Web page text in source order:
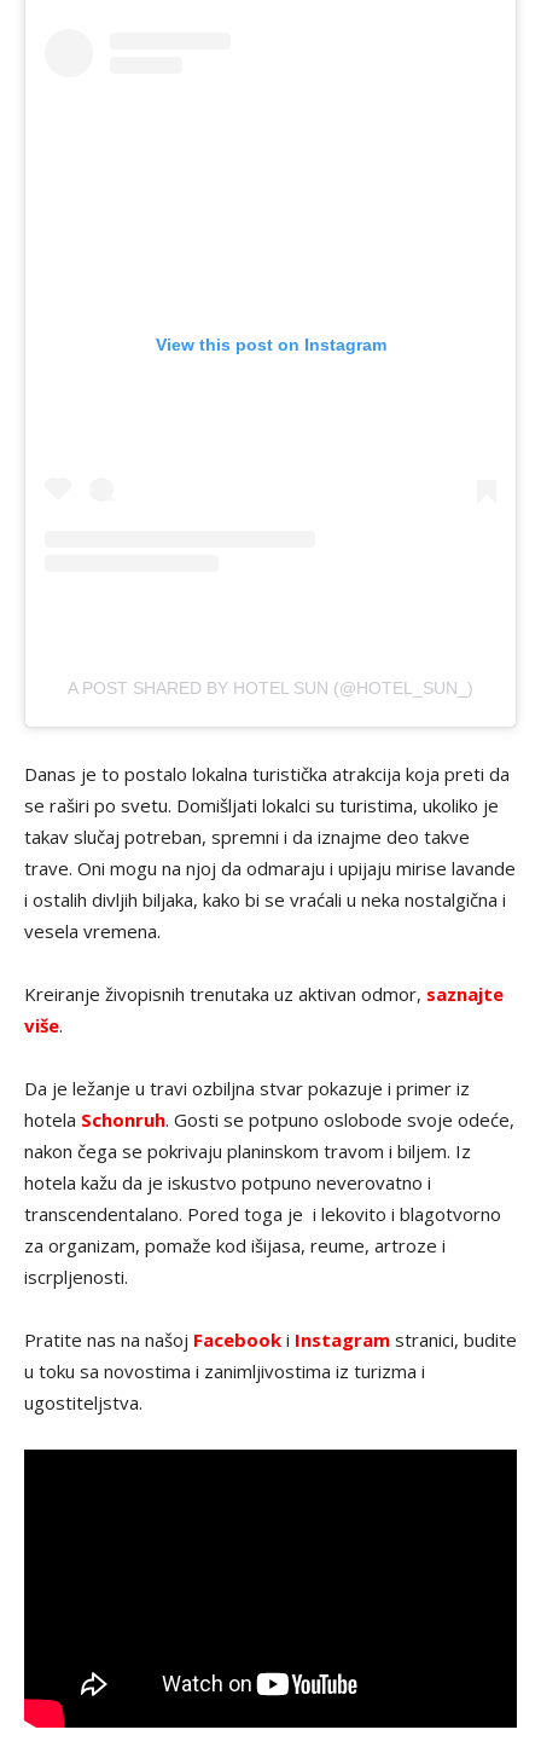
View this post on Instagram
A POST SHARED BY HOTEL SUN (@HOTEL_SUN_)
Danas je to postalo lokalna turistička atrakcija koja preti da
se raširi po svetu. Domišljati lokalci su turistima, ukoliko je
takav slučaj potreban, spremni i da iznajme deo takve
trave. Oni mogu na njoj da odmaraju i upijaju mirise lavande
i ostalih divljih biljaka, kako bi se vraćali u neka nostalgična i
vesela vremena.
Kreiranje živopisnih trenutaka uz aktivan odmor, saznajte
više.
Da je ležanje u travi ozbiljna stvar pokazuje i primer iz
hotela Schonruh. Gosti se potpuno oslobode svoje odeće,
nakon čega se pokrivaju planinskom travom i biljem. Iz
hotela kažu da je iskustvo potpuno neverovatno i
transcendentalano. Pored toga je i lekovito i blagotvorno
za organizam, pomaže kod išijasa, reume, artroze i
iscrpljenosti.
Pratite nas na našoj Facebook i Instagram stranici, budite
u toku sa novostima i zanimljivostima iz turizma i
ugostiteljstva.